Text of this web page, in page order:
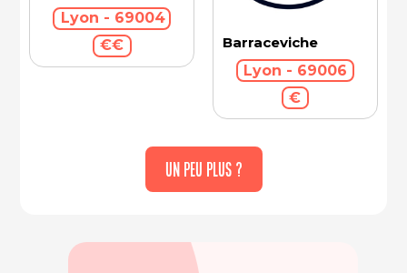
Lyon - 69004
€€
Barraceviche
Lyon - 69006
€
UN PEU PLUS ?